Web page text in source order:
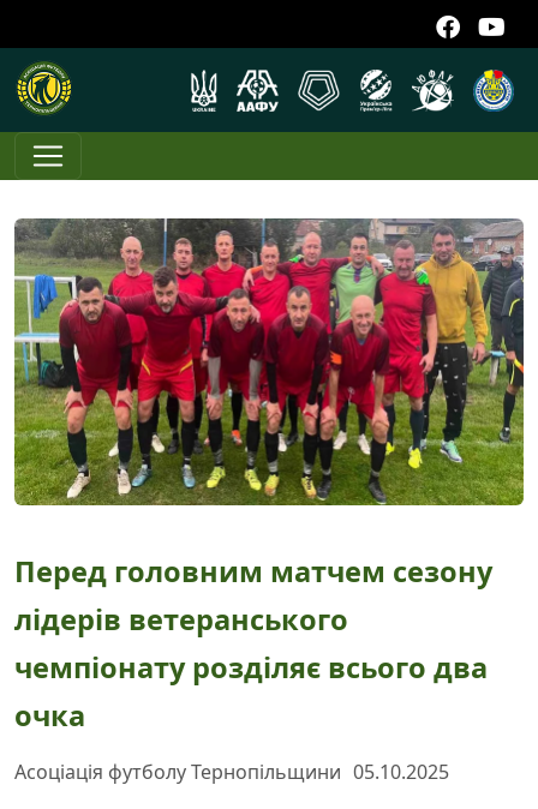
Перед головним матчем сезону
лідерів ветеранського
чемпіонату розділяє всього два
очка
Асоціація футболу Тернопільщини 05.10.2025